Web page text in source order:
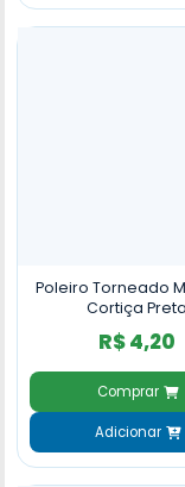
Poleiro Torneado
Cortiça Preta
R$ 4,20
Comprar
Adicionar